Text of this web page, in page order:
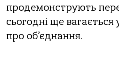
продемонструють
сьогодні ще
про об’єднання.